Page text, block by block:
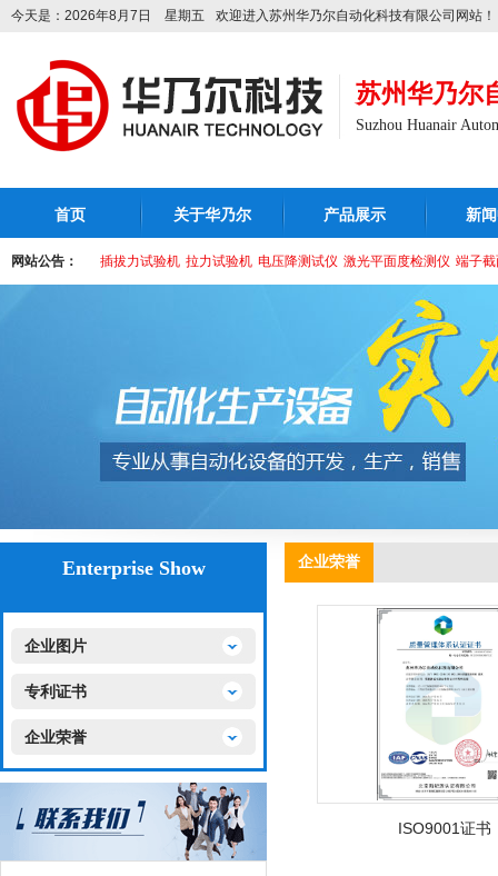
今天是：2026年8月7日 星期五 欢迎进入苏州华乃尔自动化科技有限公司网站！
苏州华乃尔
Suzhou Huanair
首页 关于华乃尔 产品展示 新
网站公告： 插拔力试验机 拉力试验机 电压降测试仪 激光平面度检测仪 端子
Enterprise Show
企业图片
专利证书
企业荣誉
企业荣誉
ISO9001证书